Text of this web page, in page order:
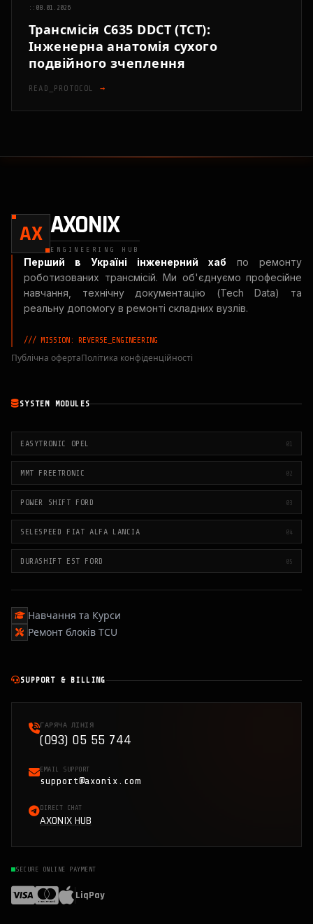
:: 08.01.2026
Трансмісія C635 DDCT (TCT):
Інженерна анатомія сухого
подвійного зчеплення
READ_PROTOCOL →
AX AXONIX
ENGINEERING HUB
Перший в Україні інженерний хаб по ремонту
роботизованих трансмісій. Ми об'єднуємо професійне
навчання, технічну документацію (Tech Data) та
реальну допомогу в ремонті складних вузлів.
/// MISSION: REVERSE_ENGINEERING
Публічна офертаПолітика конфіденційності
SYSTEM MODULES
EASYTRONIC OPEL 01
MMT FREETRONIC 02
POWER SHIFT FORD 03
SELESPEED FIAT ALFA LANCIA 04
DURASHIFT EST FORD 05
Навчання та Курси
Ремонт блоків TCU
SUPPORT & BILLING
ГАРЯЧА ЛІНІЯ
(093) 05 55 744
EMAIL SUPPORT
support@axonix.com
DIRECT CHAT
AXONIX HUB
SECURE ONLINE PAYMENT
LiqPay